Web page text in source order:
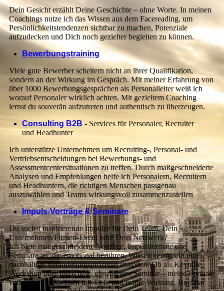
Dein Gesicht erzählt Deine Geschichte – ohne Worte. In meinen
Coachings nutze ich das Wissen aus dem Facereading, um
Persönlichkeitstendenzen sichtbar zu machen, Potenziale
aufzudecken und Dich noch gezielter begleiten zu können.
Bewerbungstraining
Viele gute Bewerber scheitern nicht an ihrer Qualifikation,
sondern an der Wirkung im Gespräch. Mit meiner Erfahrung von
über 1000 Bewerbungsgesprächen als Personalleiter weiß ich
worauf Personaler wirklich achten. Mit gezieltem Coaching
lernst du souverän aufzutreten und authentisch zu überzeugen.
Consulting B2B - Services für Personaler, Recruiter
und Headhunter
Ich unterstütze Unternehmen um Recruiting-, Personal- und
Vertriebsentscheidungen bei Bewerbungs- und
Assessmentcentersituationen zu treffen. Durch maßgeschneiderte
Analysen und Empfehlungen helfe ich Personalern, Recruitern
und Headhuntern, die richtigen Menschen passgenau
auszuwählen und Teams wirkungsvoll zusammenzustellen
Impuls-Vorträge & Seminare
Du suchst inspirierende Impulse für Dein Team, Dein
Unternehmen/Firmen-Event oder Dein Netzwerk?
Ich biete maßgeschneiderte Vorträge, Impulsformate und
Seminare an, die emotional berühren, Wissen vermitteln und
nachhaltige Veränderungsprozesse anstoßen. Ob als Keynote,
Workshop oder halb- bzw. ganztägiges Seminar – meine Formate
verbinden Fachwissen mit Tiefe und echter Wirkung. Buchbar